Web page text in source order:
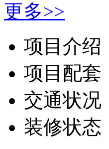
更多>>
项目介绍
项目配套
交通状况
装修状态